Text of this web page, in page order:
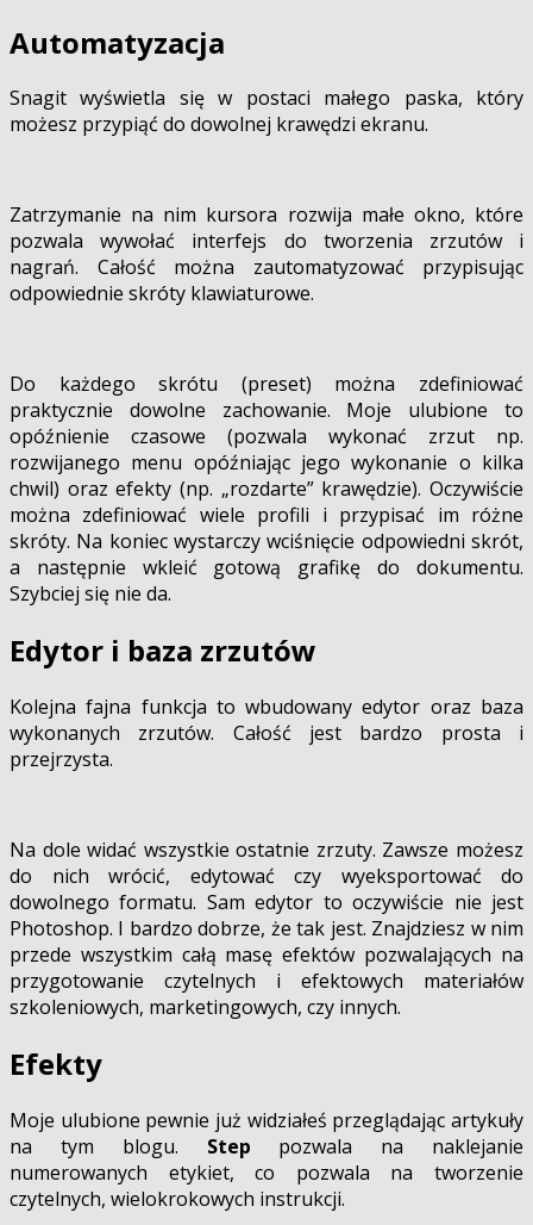
Automatyzacja
Snagit wyświetla się w postaci małego paska, który
możesz przypiąć do dowolnej krawędzi ekranu.
Zatrzymanie na nim kursora rozwija małe okno, które
pozwala wywołać interfejs do tworzenia zrzutów i
nagrań. Całość można zautomatyzować przypisując
odpowiednie skróty klawiaturowe.
Do każdego skrótu (preset) można zdefiniować
praktycznie dowolne zachowanie. Moje ulubione to
opóźnienie czasowe (pozwala wykonać zrzut np.
rozwijanego menu opóźniając jego wykonanie o kilka
chwil) oraz efekty (np. „rozdarte” krawędzie). Oczywiście
można zdefiniować wiele profili i przypisać im różne
skróty. Na koniec wystarczy wciśnięcie odpowiedni skrót,
a następnie wkleić gotową grafikę do dokumentu.
Szybciej się nie da.
Edytor i baza zrzutów
Kolejna fajna funkcja to wbudowany edytor oraz baza
wykonanych zrzutów. Całość jest bardzo prosta i
przejrzysta.
Na dole widać wszystkie ostatnie zrzuty. Zawsze możesz
do nich wrócić, edytować czy wyeksportować do
dowolnego formatu. Sam edytor to oczywiście nie jest
Photoshop. I bardzo dobrze, że tak jest. Znajdziesz w nim
przede wszystkim całą masę efektów pozwalających na
przygotowanie czytelnych i efektowych materiałów
szkoleniowych, marketingowych, czy innych.
Efekty
Moje ulubione pewnie już widziałeś przeglądając artykuły
na tym blogu. Step pozwala na naklejanie
numerowanych etykiet, co pozwala na tworzenie
czytelnych, wielokrokowych instrukcji.